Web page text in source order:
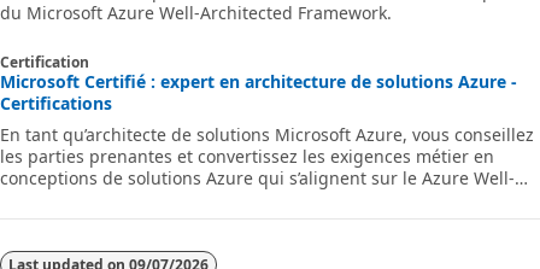
t
i
e
n
du Microsoft Azure Well-Architected Framework.
Certification
Microsoft Certifié : expert en architecture de solutions Azure -
Certifications
En tant qu’architecte de solutions Microsoft Azure, vous conseillez
les parties prenantes et convertissez les exigences métier en
conceptions de solutions Azure qui s’alignent sur le Azure Well-
Last updated on 09/07/2026